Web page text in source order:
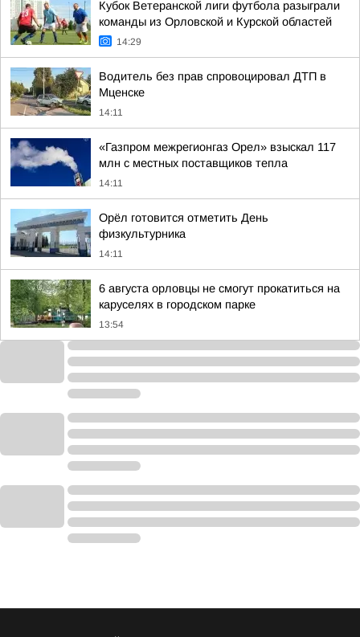
Кубок Ветеранской лиги футбола разыграли
команды из Орловской и Курской областей
14:29
Водитель без прав спровоцировал ДТП в
Мценске
14:11
«Газпром межрегионгаз Орел» взыскал 117
млн с местных поставщиков тепла
14:11
Орёл готовится отметить День
физкультурника
14:11
6 августа орловцы не смогут прокатиться на
каруселях в городском парке
13:54